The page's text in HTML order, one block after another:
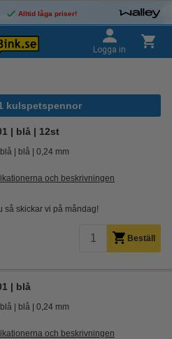
Alltid låga priser!
Logga in
kulspetspennor
| blå | 12st
blå blå 0,24 mm
och beskrivningen
så skickar vi på måndag!
Beställ
| blå
blå blå 0,24 mm
och beskrivningen